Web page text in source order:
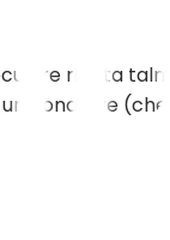
risulta
donatore